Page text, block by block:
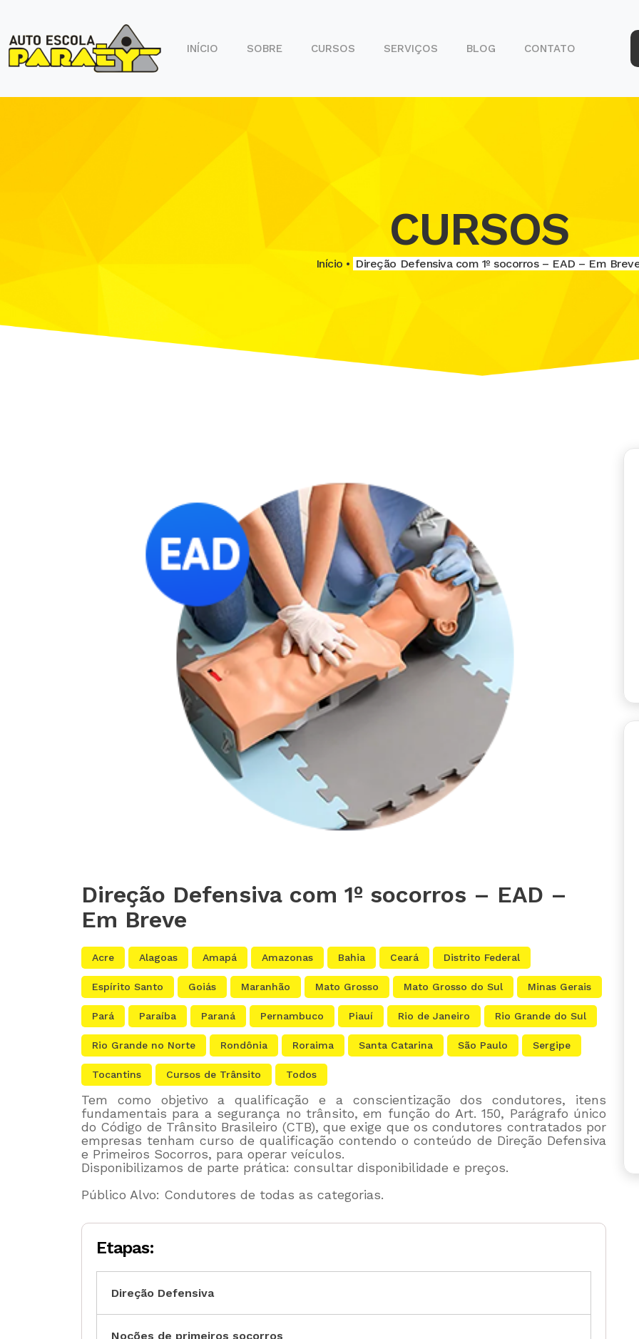
INÍCIO SOBRE CURSOS
SERVIÇOS
BLOG CONTATO
CURSOS
Início • Direção Defensiva com 1º socorros – EAD – Em
Direção Defensiva com 1º socorros – EAD –
Em Breve
Acre Alagoas Amapá Amazonas Bahia Ceará Distrito Federal
Espírito Santo Goiás Maranhão Mato Grosso Mato Grosso do Sul Minas Gerais
Pará Paraíba Paraná Pernambuco Piauí Rio de Janeiro Rio Grande do Sul
Rio Grande no Norte Rondônia Roraima Santa Catarina São Paulo Sergipe
Tocantins Cursos de Trânsito Todos
Tem como objetivo a qualificação e a conscientização dos condutores, itens
fundamentais para a segurança no trânsito, em função do Art. 150, Parágrafo único
do Código de Trânsito Brasileiro (CTB), que exige que os condutores contratados por
empresas tenham curso de qualificação contendo o conteúdo de Direção Defensiva
e Primeiros Socorros, para operar veículos.
Disponibilizamos de parte prática: consultar disponibilidade e preços.
Público Alvo: Condutores de todas as categorias.
Etapas:
Direção Defensiva
Noções de primeiros socorros